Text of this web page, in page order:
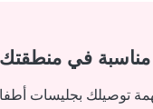
مناسبة في
توصيلك بجليسات